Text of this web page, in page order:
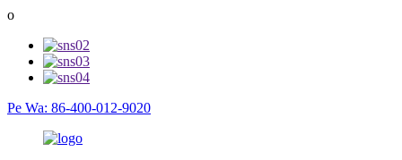
o
Pe Wa: 86-400-012-9020